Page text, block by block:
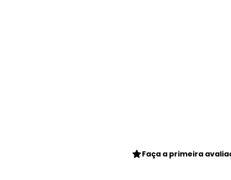
Faça a primeira